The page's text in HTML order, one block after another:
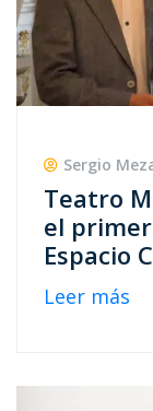
Sergio
Teatro
el
Espacio
Leer más